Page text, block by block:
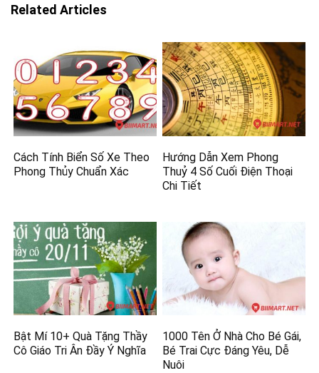
Related Articles
Cách Tính Biển Số Xe Theo
Phong Thủy Chuẩn Xác
Hướng Dẫn Xem Phong
Thuỷ 4 Số Cuối Điện Thoại
Chi Tiết
Bật Mí 10+ Quà Tặng Thầy
Cô Giáo Tri Ân Đầy Ý Nghĩa
1000 Tên Ở Nhà Cho Bé Gái,
Bé Trai Cực Đáng Yêu, Dễ
Nuôi